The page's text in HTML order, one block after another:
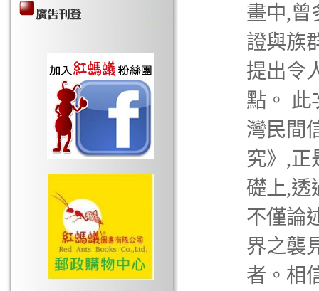
畫中,曾
證與族
提出令
點。 此
灣民間
究》,正
礎上,透
不僅論
界之襲
者。相